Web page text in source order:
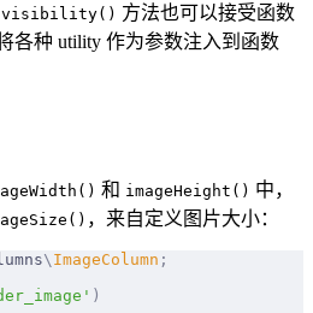
visibility() 方法也可以接受函数
各种 utility 作为参数注入到函数
和 imageHeight() 中，
，来自定义图片大小：
\ ImageColumn ;
)